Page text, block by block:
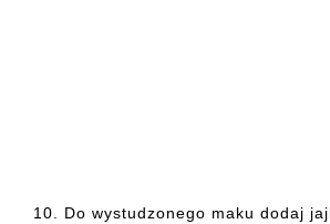
10. Do wystudzonego maku dodaj